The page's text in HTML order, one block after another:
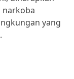
narkoba
yang